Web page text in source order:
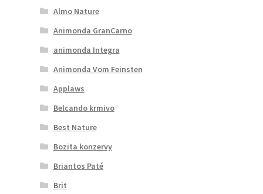
Almo Nature
Animonda GranCarno
animonda Integra
Animonda Vom Feinsten
Applaws
Belcando krmivo
Best Nature
Bozita konzervy
Briantos Paté
Brit